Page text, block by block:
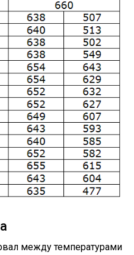
между температурами